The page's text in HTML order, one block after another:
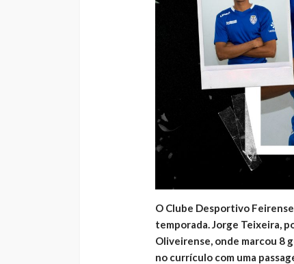
O Clube Desportivo
temporada. Jorge Teixeira,
Oliveirense, onde marcou 8
no currículo com uma